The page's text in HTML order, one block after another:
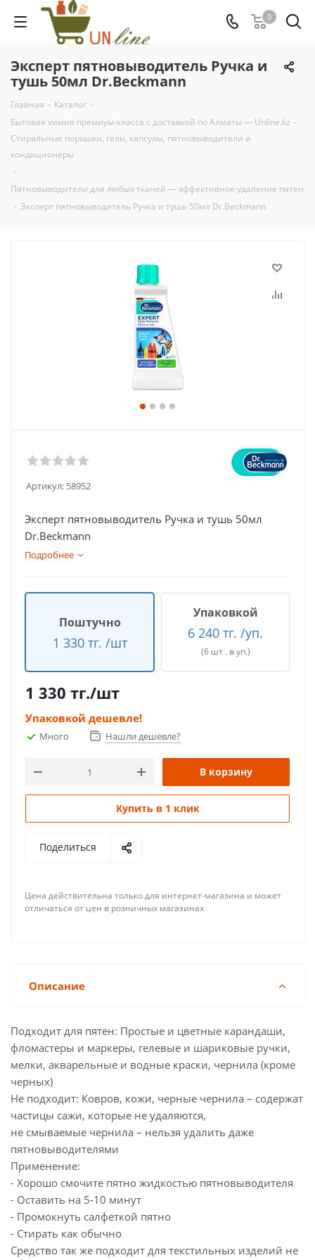
0
Эксперт пятновыводитель Ручка и
тушь 50мл Dr.Beckmann
Главная - Каталог -
Бытовая химия премиум-класса с доставкой по Алматы — Unline.kz -
Стиральные порошки, гели, капсулы, пятновыводители и
кондиционеры
-
Пятновыводители для любых тканей — эффективное удаление пятен
- Эксперт пятновыводитель Ручка и тушь 50мл Dr.Beckmann
Артикул: 58952
Эксперт пятновыводитель Ручка и тушь 50мл
Dr.Beckmann
Подробнее
Поштучно
1 330 тг. /шт
Упаковкой
6 240 тг. /уп.
(6 шт . в уп.)
1 330 тг./шт
Упаковкой дешевле!
Много Нашли дешевле?
В корзину
Купить в 1 клик
Поделиться
Цена действительна только для интернет-магазина и может
отличаться от цен в розничных магазинах
Описание
Подходит для пятен: Простые и цветные карандаши,
фломастеры и маркеры, гелевые и шариковые ручки,
мелки, акварельные и водные краски, чернила (кроме
черных)
Не подходит: Ковров, кожи, черные чернила – содержат
частицы сажи, которые не удаляются,
не смываемые чернила – нельзя удалить даже
пятновыводителями
Применение:
- Хорошо смочите пятно жидкостью пятновыводителя
- Оставить на 5-10 минут
- Промокнуть салфеткой пятно
- Стирать как обычно
Средство так же подходит для текстильных изделий не